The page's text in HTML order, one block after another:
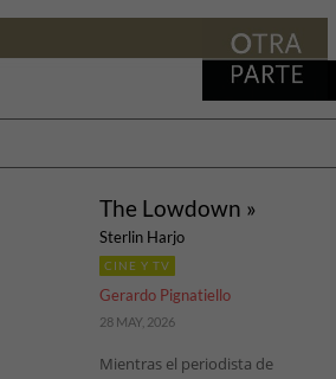
The Lowdown »
Sterlin Harjo
CINE Y TV
Gerardo Pignatiello
28 MAY, 2026
Mientras el periodista de